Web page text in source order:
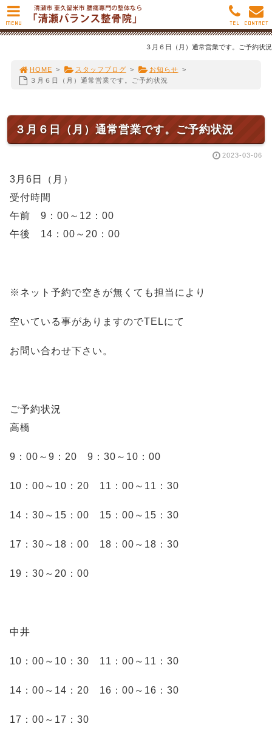
３月６日（月）通常営業です。ご予約状況
HOME > スタッフブログ > お知らせ >
３月６日（月）通常営業です。ご予約状況
３月６日（月）通常営業です。ご予約状況
2023-03-06
3月6日（月）
受付時間
午前 9：00～12：00
午後 14：00～20：00
※ネット予約で空きが無くても担当により
空いている事がありますのでTELにて
お問い合わせ下さい。
ご予約状況
高橋
9：00～9：20 9：30～10：00
10：00～10：20 11：00～11：30
14：30～15：00 15：00～15：30
17：30～18：00 18：00～18：30
19：30～20：00
中井
10：00～10：30 11：00～11：30
14：00～14：20 16：00～16：30
17：00～17：30
MENU CONTACT
TEL